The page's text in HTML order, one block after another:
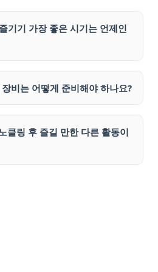
기기 가장 좋은 시기는 언제인
비는 어떻게 준비해야 하나요?
클링 후 즐길 만한 다른 활동이